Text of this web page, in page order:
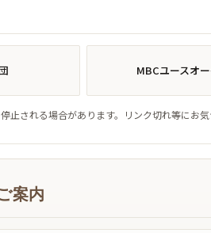
MBCユースオ
止される場合があります。リンク切れ等にお気
案内